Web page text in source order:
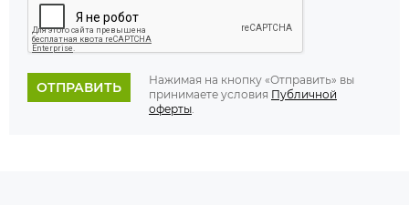
ОТПРАВИТЬ
Нажимая на кнопку «Отправить» вы
принимаете условия Публичной
оферты